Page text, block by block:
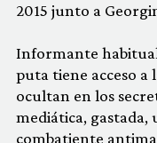
2015 junto a
Informante habitual
puta tiene acceso a
ocultan en los
mediática, gastada,
combatiente